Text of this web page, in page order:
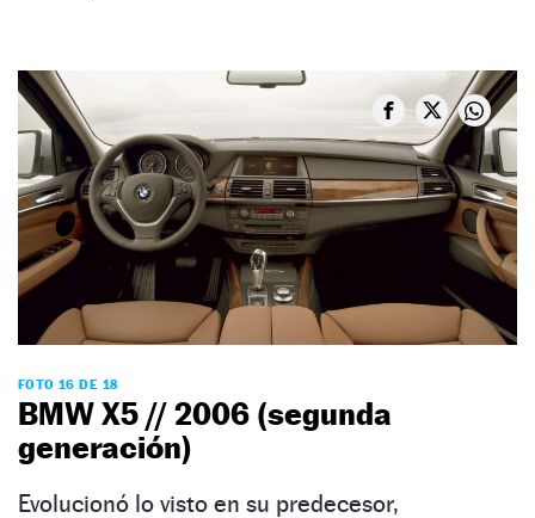
FOTO 16 DE 18
BMW X5 // 2006 (segunda
generación)
Evolucionó lo visto en su predecesor,